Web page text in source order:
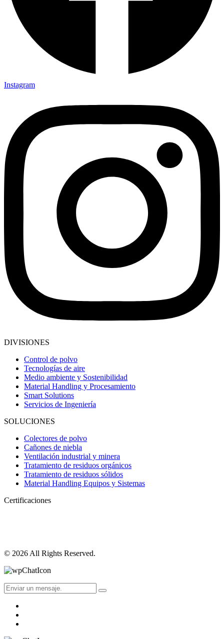
Instagram
DIVISIONES
Control de polvo
Tecnologías de aire
Medio ambiente y Sostenibilidad
Material Handling y Procesamiento
Smart Solutions
Servicios de Ingeniería
SOLUCIONES
Colectores de polvo
Cañones de niebla
Ventilación industrial y minera
Tratamiento de residuos orgánicos
Tratamiento de residuos sólidos
Material Handling Equipos y Sistemas
Certificaciones
© 2026 All Rights Reserved.